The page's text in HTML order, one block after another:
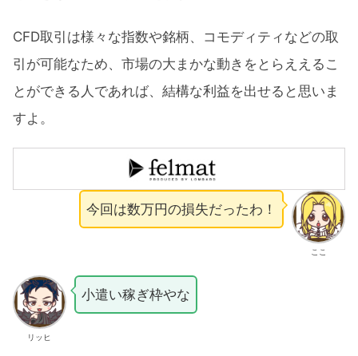
CFD取引は様々な指数や銘柄、コモディティなどの取
引が可能なため、市場の大まかな動きをとらええるこ
とができる人であれば、結構な利益を出せると思いま
すよ。
ここ
今回は数万円の損失だったわ！
リッヒ
小遣い稼ぎ枠やな